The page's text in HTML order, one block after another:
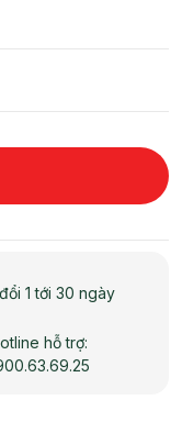
1 tới 30 ngày
hỗ trợ: